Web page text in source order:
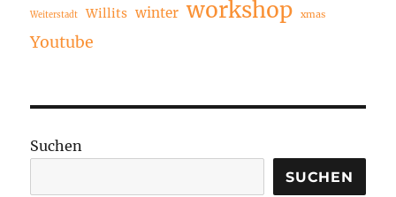
Weiterstadt Willits winter workshop xmas
Youtube
Suchen
SUCHEN